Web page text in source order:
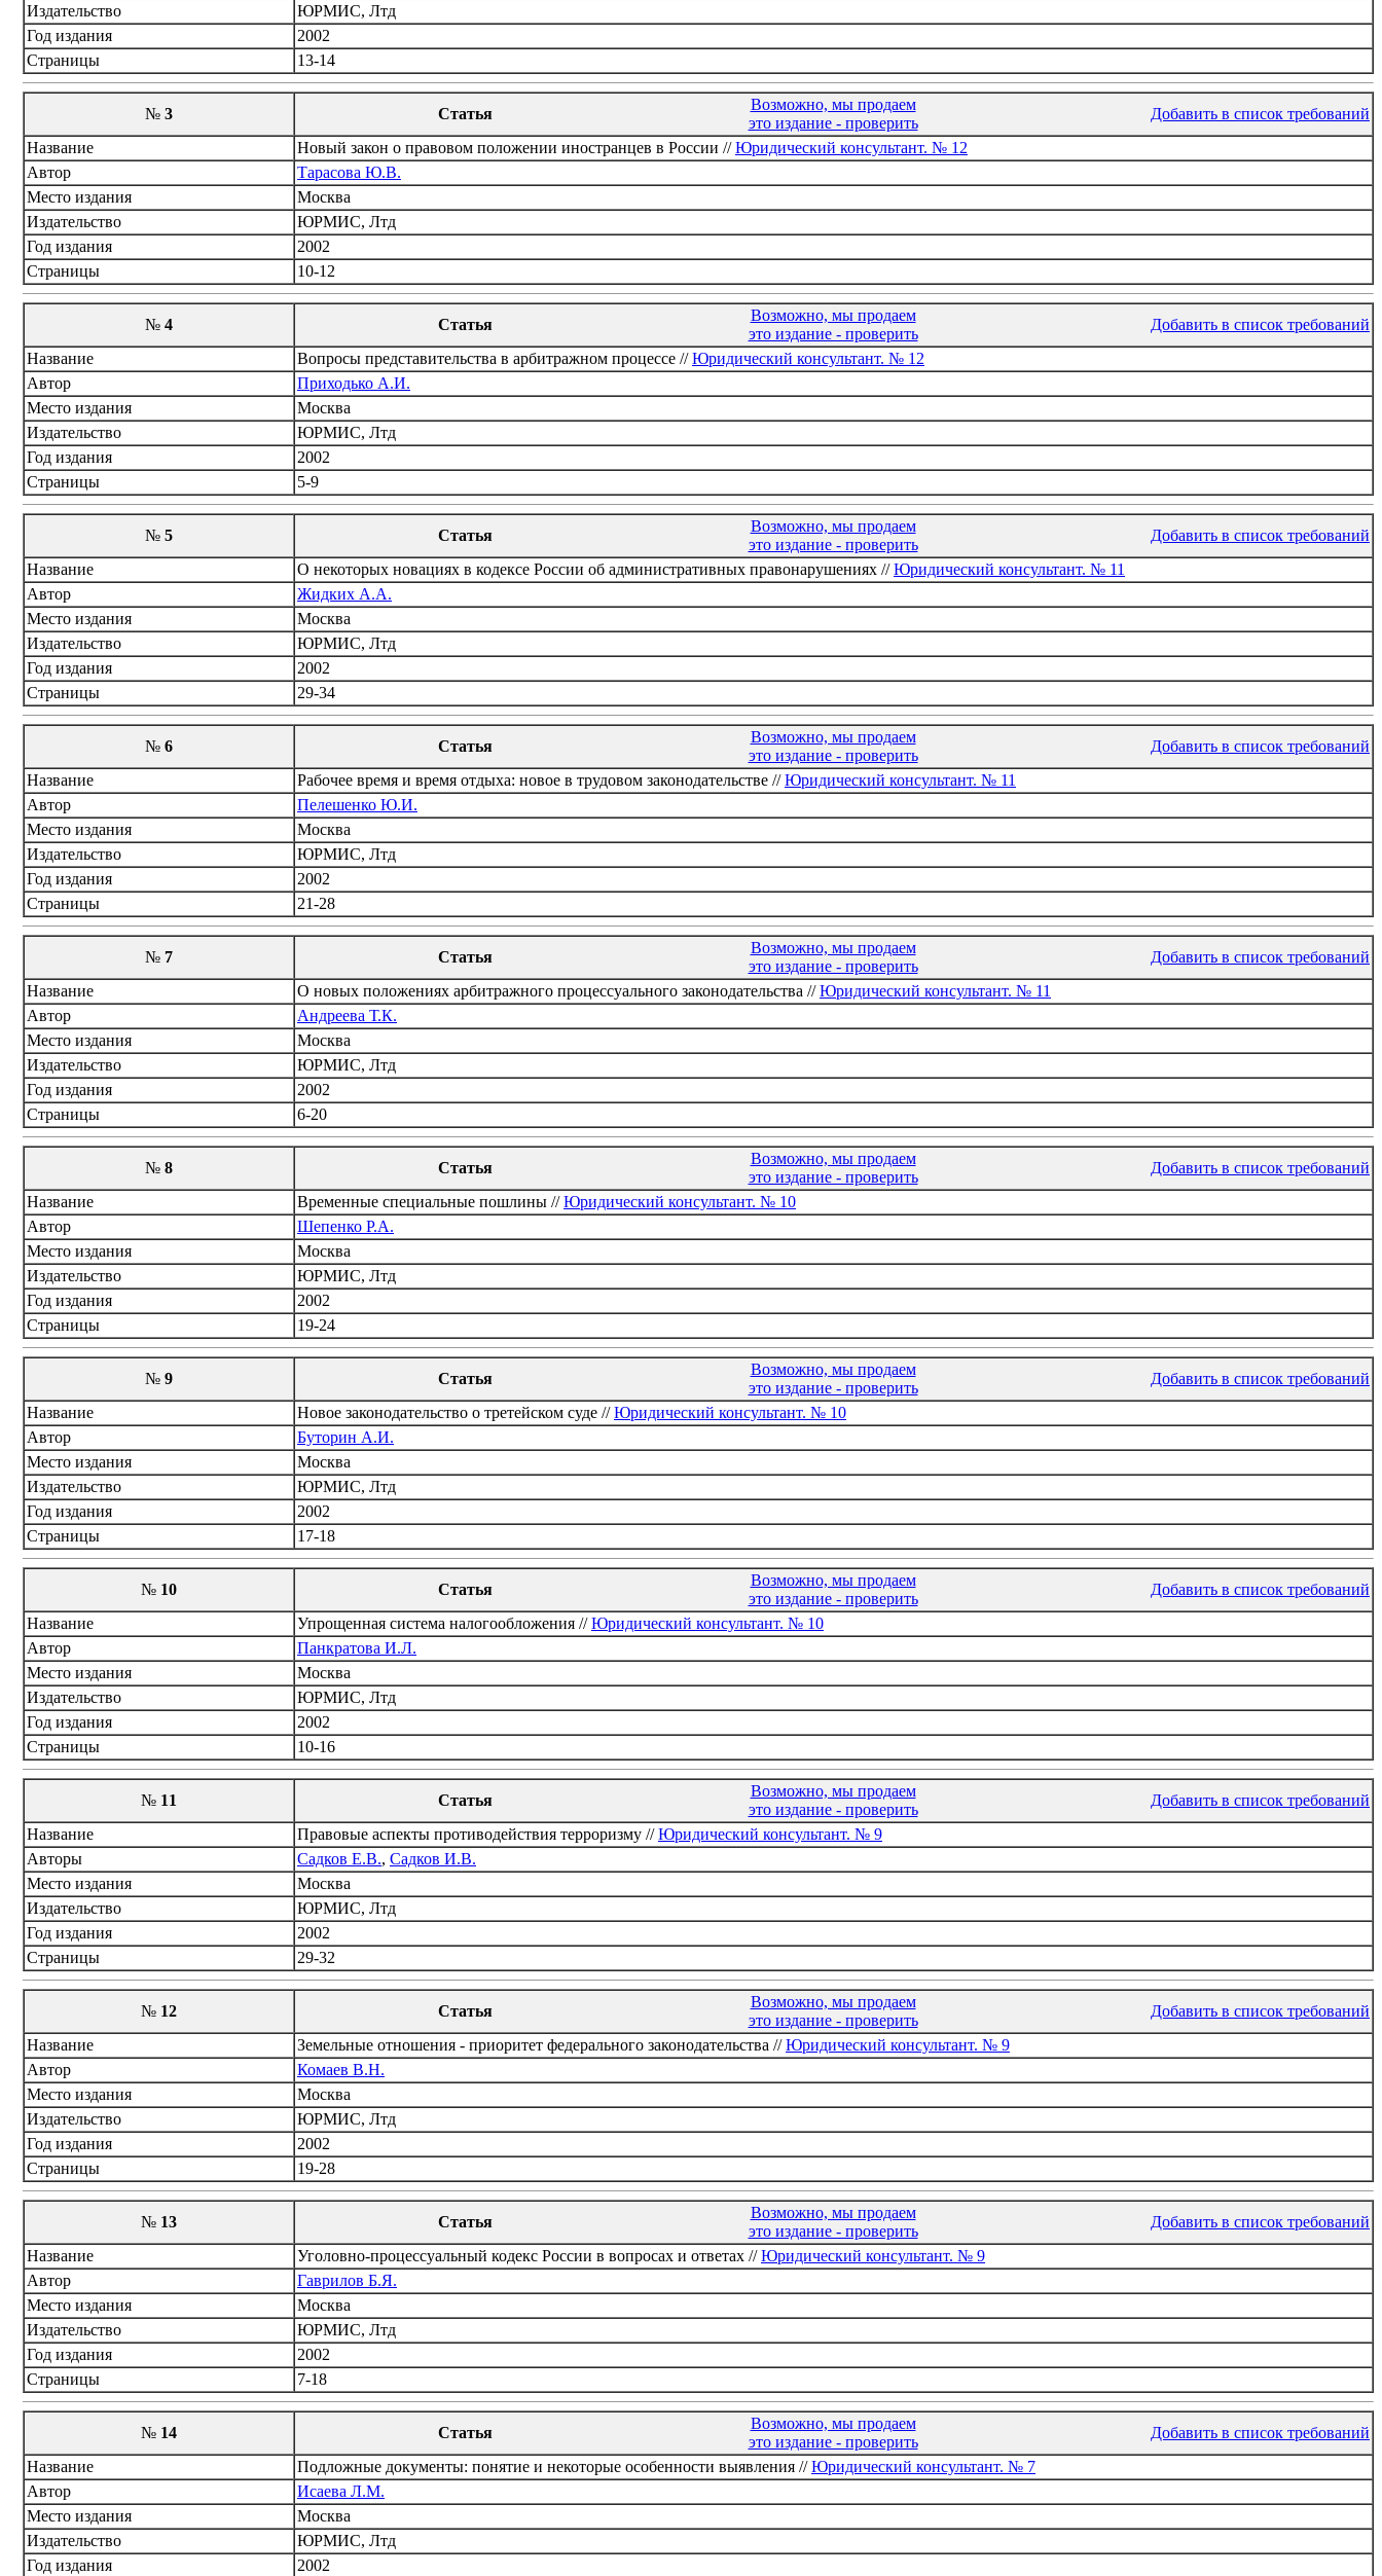
Издательство
ЮРМИС, Лтд
Год издания
2002
Страницы
13-14
№ 3 Статья
Возможно, мы продаем
это издание - проверить
Добавить в список требований
Название
Новый закон о правовом положении иностранцев в России //Юридический консультант. № 12
Автор
Тарасова Ю.В.
Место издания
Москва
Издательство
ЮРМИС, Лтд
Год издания
2002
Страницы
10-12
№ 4 Статья
Возможно, мы продаем
это издание - проверить
Добавить в список требований
Название
Вопросы представительства в арбитражном процессе //Юридический консультант. № 12
Автор
Приходько А.И.
Место издания
Москва
Издательство
ЮРМИС, Лтд
Год издания
2002
Страницы
5-9
№ 5 Статья
Возможно, мы продаем
это издание - проверить
Добавить в список требований
Название
О некоторых новациях в кодексе России об административных правонарушениях //Юридический консультант. № 11
Автор
Жидких А.А.
Место издания
Москва
Издательство
ЮРМИС, Лтд
Год издания
2002
Страницы
29-34
№ 6 Статья
Возможно, мы продаем
это издание - проверить
Добавить в список требований
Название
Рабочее время и время отдыха: новое в трудовом законодательстве //Юридический консультант. № 11
Автор
Пелешенко Ю.И.
Место издания
Москва
Издательство
ЮРМИС, Лтд
Год издания
2002
Страницы
21-28
№ 7 Статья
Возможно, мы продаем
это издание - проверить
Добавить в список требований
Название
О новых положениях арбитражного процессуального законодательства //Юридический консультант. № 11
Автор
Андреева Т.К.
Место издания
Москва
Издательство
ЮРМИС, Лтд
Год издания
2002
Страницы
6-20
№ 8 Статья
Возможно, мы продаем
это издание - проверить
Добавить в список требований
Название
Временные специальные пошлины //Юридический консультант. № 10
Автор
Шепенко Р.А.
Место издания
Москва
Издательство
ЮРМИС, Лтд
Год издания
2002
Страницы
19-24
№ 9 Статья
Возможно, мы продаем
это издание - проверить
Добавить в список требований
Название
Новое законодательство о третейском суде //Юридический консультант. № 10
Автор
Буторин А.И.
Место издания
Москва
Издательство
ЮРМИС, Лтд
Год издания
2002
Страницы
17-18
№ 10 Статья
Возможно, мы продаем
это издание - проверить
Добавить в список требований
Название
Упрощенная система налогообложения //Юридический консультант. № 10
Автор
Панкратова И.Л.
Место издания
Москва
Издательство
ЮРМИС, Лтд
Год издания
2002
Страницы
10-16
№ 11 Статья
Возможно, мы продаем
это издание - проверить
Добавить в список требований
Название
Правовые аспекты противодействия терроризму //Юридический консультант. № 9
Авторы
Садков Е.В., Садков И.В.
Место издания
Москва
Издательство
ЮРМИС, Лтд
Год издания
2002
Страницы
29-32
№ 12 Статья
Возможно, мы продаем
это издание - проверить
Добавить в список требований
Название
Земельные отношения - приоритет федерального законодательства //Юридический консультант. № 9
Автор
Комаев В.Н.
Место издания
Москва
Издательство
ЮРМИС, Лтд
Год издания
2002
Страницы
19-28
№ 13 Статья
Возможно, мы продаем
это издание - проверить
Добавить в список требований
Название
Уголовно-процессуальный кодекс России в вопросах и ответах //Юридический консультант. № 9
Автор
Гаврилов Б.Я.
Место издания
Москва
Издательство
ЮРМИС, Лтд
Год издания
2002
Страницы
7-18
№ 14 Статья
Возможно, мы продаем
это издание - проверить
Добавить в список требований
Название
Подложные документы: понятие и некоторые особенности выявления //Юридический консультант. № 7
Автор
Исаева Л.М.
Место издания
Москва
Издательство
ЮРМИС, Лтд
Год издания
2002